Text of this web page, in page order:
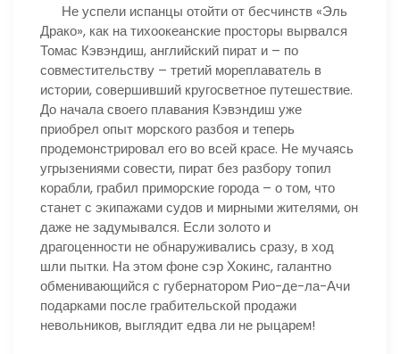
Не успели испанцы отойти от бесчинств «Эль
Драко», как на тихоокеанские просторы вырвался
Томас Кэвэндиш, английский пират и – по
совместительству – третий мореплаватель в
истории, совершивший кругосветное путешествие.
До начала своего плавания Кэвэндиш уже
приобрел опыт морского разбоя и теперь
продемонстрировал его во всей красе. Не мучаясь
угрызениями совести, пират без разбору топил
корабли, грабил приморские города – о том, что
станет с экипажами судов и мирными жителями, он
даже не задумывался. Если золото и
драгоценности не обнаруживались сразу, в ход
шли пытки. На этом фоне сэр Хокинс, галантно
обменивающийся с губернатором Рио-де-ла-Ачи
подарками после грабительской продажи
невольников, выглядит едва ли не рыцарем!